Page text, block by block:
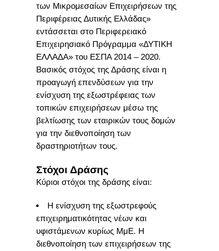
των Μικρομεσαίων Επιχειρήσεων της
Περιφέρειας Δυτικής Ελλάδας»
εντάσσεται στο Περιφερειακό
Επιχειρησιακό Πρόγραμμα «ΔΥΤΙΚΗ
ΕΛΛΑΔΑ» του ΕΣΠΑ 2014 – 2020.
Βασικός στόχος της Δράσης είναι η
προαγωγή επενδύσεων για την
ενίσχυση της εξωστρέφειας των
τοπικών επιχειρήσεων μέσω της
βελτίωσης των εταιρικών τους δομών
για την διεθνοποίηση των
δραστηριοτήτων τους.
Στόχοι Δράσης
Κύριοι στόχοι της δράσης είναι:
Η ενίσχυση της εξωστρεφούς
επιχειρηματικότητας νέων και
υφιστάμενων κυρίως ΜμΕ. Η
διεθνοποίηση των επιχειρήσεων της